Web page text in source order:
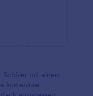
können Sie
Schüler mit einem
kostenlose